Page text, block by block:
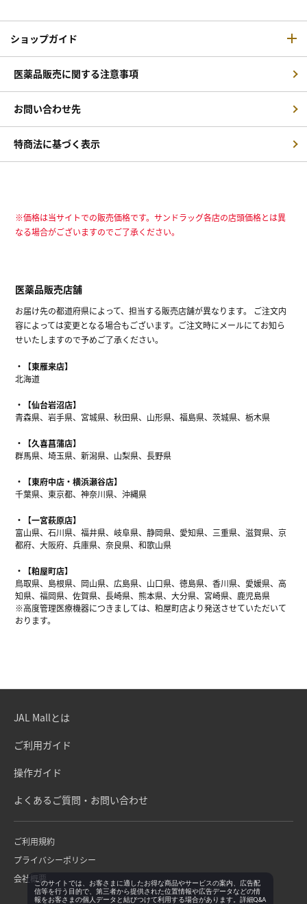
ショップガイド
医薬品販売に関する注意事項
お問い合わせ先
特商法に基づく表示
※価格は当サイトでの販売価格です。サンドラッグ各店の店頭価格とは異
なる場合がございますのでご了承ください。
医薬品販売店舗
お届け先の都道府県によって、担当する販売店舗が異なります。 ご注文内
容によっては変更となる場合もございます。ご注文時にメールにてお知ら
せいたしますので予めご了承ください。
【東雁来店】
北海道
【仙台岩沼店】
青森県、岩手県、宮城県、秋田県、山形県、福島県、茨城県、栃木県
【久喜菖蒲店】
群馬県、埼玉県、新潟県、山梨県、長野県
【東府中店・横浜瀬谷店】
千葉県、東京都、神奈川県、沖縄県
【一宮萩原店】
富山県、石川県、福井県、岐阜県、静岡県、愛知県、三重県、滋賀県、京
都府、大阪府、兵庫県、奈良県、和歌山県
【粕屋町店】
鳥取県、島根県、岡山県、広島県、山口県、徳島県、香川県、愛媛県、高
知県、福岡県、佐賀県、長崎県、熊本県、大分県、宮崎県、鹿児島県
※高度管理医療機器につきましては、粕屋町店より発送させていただいて
おります。
JAL Mallとは
ご利用ガイド
操作ガイド
よくあるご質問・お問い合わせ
ご利用規約
プライバシーポリシー
会社概要このサイトでは、お客さまに適したお得な商品やサービスの案内、広告配
信等を行う目的で、第三者から提供された位置情報や広告データなどの情
報をお客さまの個人データと結びつけて利用する場合があります。詳細Q&A